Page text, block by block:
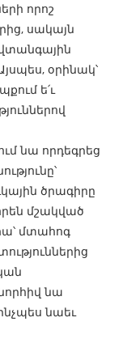
որոշ
սակայն
օրինակ՝
ե՛ւ
նա որդեգրեց
ծրագիրը
մշակված
մտահոգ
նա
նաեւ